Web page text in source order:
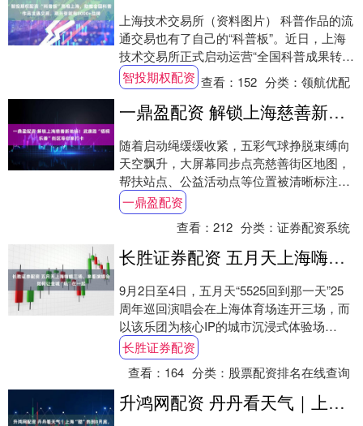
上海技术交易所（资料图片） 科普作品的流
通交易也有了自己的“科普板”。近日，上海
技术交易所正式启动运营“全国科普成果转化
平台”，近8000个科普视频、300多个....
智投期权配资 查看： 152 分类：领航优配
一鼎盈配资 解锁上海慈善新地标！武康路“梧桐乐善”街区等你来打卡
随着启动绳缓缓收紧，五彩气球挣脱束缚向
天空飘升，大屏幕同步点亮慈善街区地图，
帮扶站点、公益活动点等位置被清晰标注。
今天（5日）是第十个“中华慈善日”，当天上
午....
一鼎盈配资
查看：212 分类：证券配资系统
长胜证券配资 五月天上海嗨唱三场，来看演唱会如何让全城“玩”在一起
9月2日至4日，五月天“5525回到那一天”25
周年巡回演唱会在上海体育场连开三场，而
以该乐团为核心IP的城市沉浸式体验场
景“Maydayland（五月天乐园）....
长胜证券配资
查看： 164 分类： 股票配资排名在线查询
升鸿网配资 丹丹看天气｜上海“酷”热到8月底，开学可能要“凉快”了？